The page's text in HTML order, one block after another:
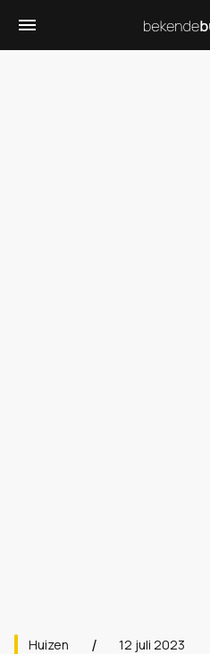
Huizen 12 juli 2023